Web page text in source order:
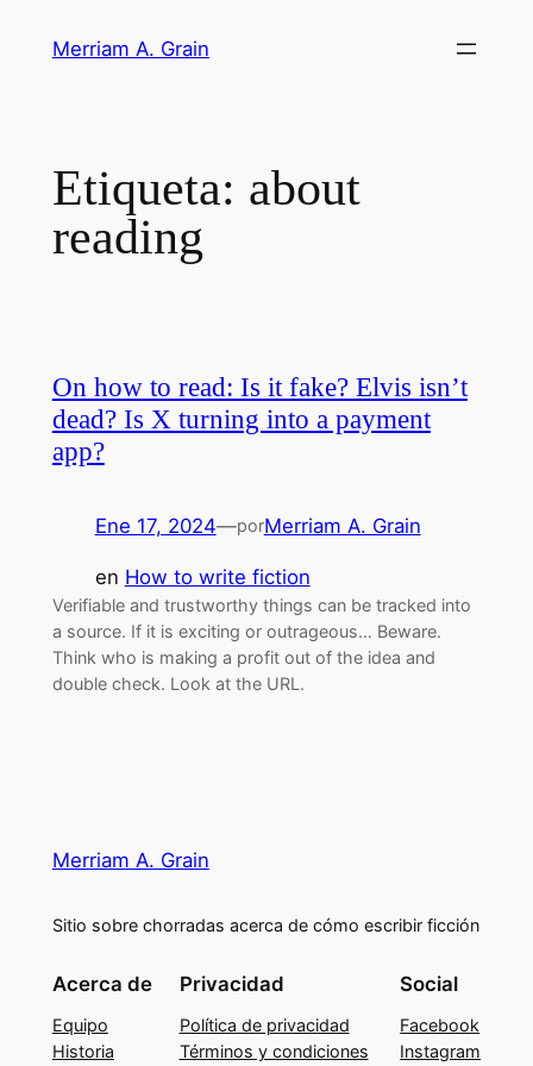
Merriam A. Grain
Etiqueta: about
reading
On how to read: Is it fake? Elvis isn’t
dead? Is X turning into a payment
app?
Ene 17, 2024—porMerriam A. Grain
en How to write fiction
Verifiable and trustworthy things can be tracked into
a source. If it is exciting or outrageous… Beware.
Think who is making a profit out of the idea and
double check. Look at the URL.
Merriam A. Grain
Sitio sobre chorradas acerca de cómo escribir ficción
Acerca de
Equipo
Historia
Privacidad
Política de privacidad
Términos y condiciones
Social
Facebook
Instagram